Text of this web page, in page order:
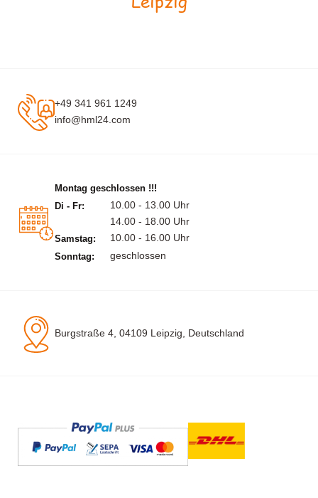
+49 341 961 1249
info@hml24.com
Montag geschlossen !!!
Di - Fr:
10.00 - 13.00 Uhr
14.00 - 18.00 Uhr
Samstag: 10.00 - 16.00 Uhr
Sonntag: geschlossen
Burgstraße 4, 04109 Leipzig, Deutschland